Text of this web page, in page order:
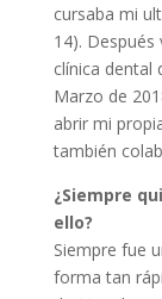
cursaba mi
14).
clínica dental
Marzo de
abrir mi
también
¿Siempre
ello?
Siempre fue
forma tan